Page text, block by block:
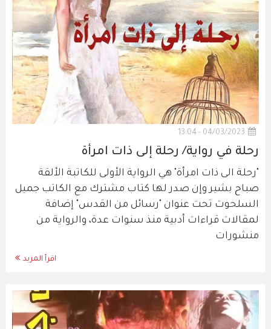
04/03/2023 - 13:04
رحلة في رواية/ رحلة إلى ذات امرأة
"رحلة الى ذات امرأة" هي الرواية الأولى للكاتبة الألقة
صباح بشير وإن صدر لها كتاب مشترك مع الكاتب جميل
السلحوت تحت عنوان "رسائل من القدس" إضافة
لمقالات قراءات أدبية منذ سنوات عدة، والرواية من
منشورات
اقرأ المزيد